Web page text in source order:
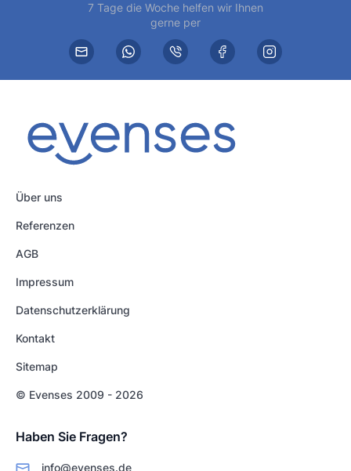
7 Tage die Woche helfen wir Ihnen
gerne per
Über uns
Referenzen
AGB
Impressum
Datenschutzerklärung
Kontakt
Sitemap
© Evenses 2009 - 2026
Haben Sie Fragen?
info@evenses.de